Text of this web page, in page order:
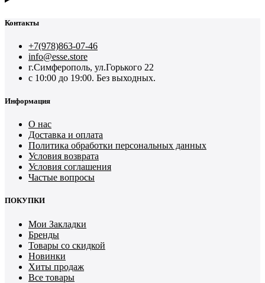
Контакты
+7(978)863-07-46
info@esse.store
г.Симферополь, ул.Горького 22
с 10:00 до 19:00. Без выходных.
Информация
О нас
Доставка и оплата
Политика обработки персональных данных
Условия возврата
Условия соглашения
Частые вопросы
ПОКУПКИ
Мои Закладки
Бренды
Товары со скидкой
Новинки
Хиты продаж
Все товары